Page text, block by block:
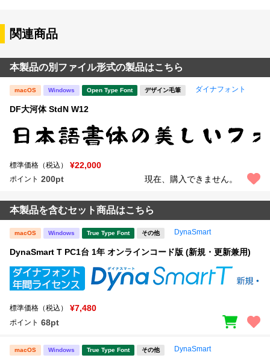
関連商品
本製品の別ファイル形式の製品はこちら
macOS Windows Open Type Font デザイン毛筆 ダイナフォント
DF大河体 StdN W12
標準価格（税込） ¥22,000
ポイント 200pt 現在、購入できません。
本製品を含むセット商品はこちら
macOS Windows True Type Font その他 DynaSmart
DynaSmart T PC1台 1年 オンラインコード版 (新規・更新兼用)
標準価格（税込） ¥7,480
ポイント 68pt
macOS Windows True Type Font その他 DynaSmart